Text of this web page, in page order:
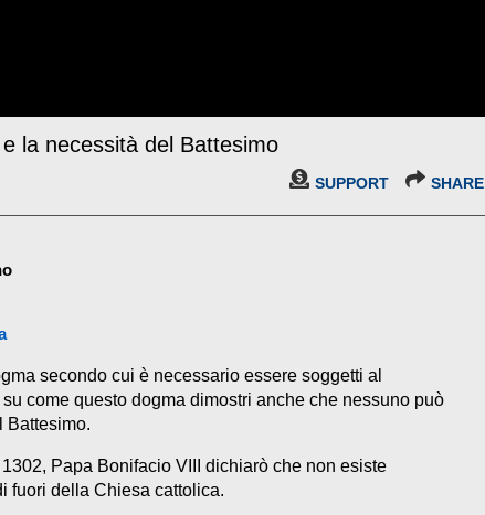
la necessità del Battesimo
SUPPORT SHARE
secondo cui è necessario essere soggetti al
come questo dogma dimostri anche che nessuno può
Battesimo.
Papa Bonifacio VIII dichiarò che non esiste
fuori della Chiesa cattolica.